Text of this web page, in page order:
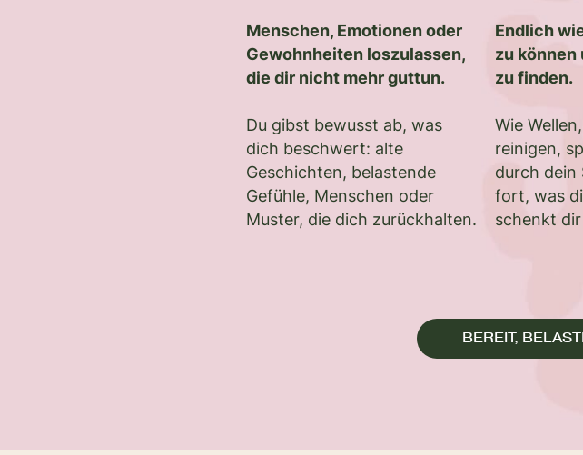
Menschen, Emotionen oder
Gewohnheiten loszulassen,
die dir nicht mehr guttun.
Du gibst bewusst ab, was
dich beschwert: alte
Geschichten, belastende
Gefühle, Menschen oder
Muster, die dich zurückhalten.
Endlich
zu können
zu finden.
Wie
reinigen,
durch
fort, was
schenkt
BEREIT,